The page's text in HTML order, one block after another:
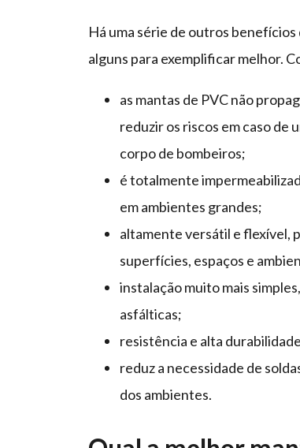
Há uma série de outros
alguns para exemplificar melhor.
as mantas de PVC não
reduzir os riscos em caso de
corpo de bombeiros;
é totalmente
em ambientes grandes;
altamente versátil e flexível,
superfícies, espaços e
instalação muito mais
asfálticas;
resistência e alta
reduz a necessidade de
dos ambientes.